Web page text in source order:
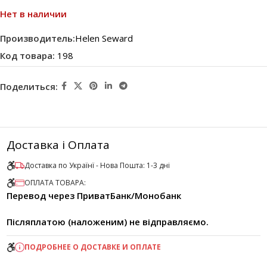
Нет в наличии
Производитель:Helen Seward
Код товара: 198
Поделиться:
Доставка і Оплата
Доставка по Українї - Нова Пошта: 1-3 дні
ОПЛАТА ТОВАРА:
Перевод через ПриватБанк/Монобанк
Післяплатою (наложеним) не відправляємо.
ПОДРОБНЕЕ О ДОСТАВКЕ И ОПЛАТЕ